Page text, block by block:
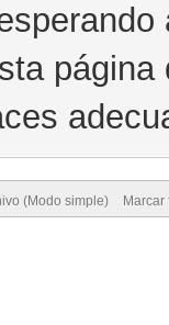
(Modo simple)